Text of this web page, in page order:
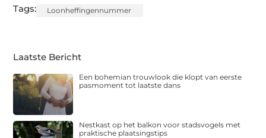
Tags: Loonheffingennummer
Laatste Bericht
Een bohemian trouwlook die klopt van eerste
pasmoment tot laatste dans
Nestkast op het balkon voor stadsvogels met
praktische plaatsingstips